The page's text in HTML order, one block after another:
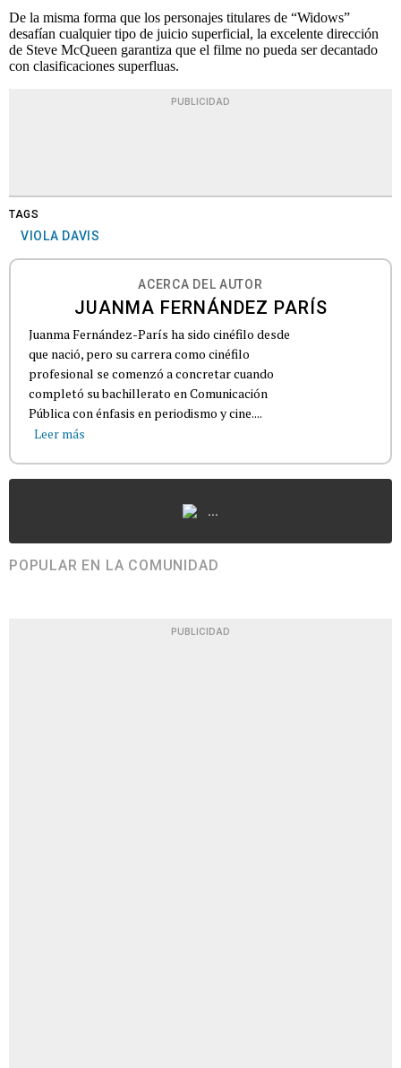
De la misma forma que los personajes titulares de “Widows”
desafían cualquier tipo de juicio superficial, la excelente dirección
de Steve McQueen garantiza que el filme no pueda ser decantado
con clasificaciones superfluas.
PUBLICIDAD
TAGS
VIOLA DAVIS
ACERCA DEL AUTOR
JUANMA FERNÁNDEZ PARÍS
Juanma Fernández-París ha sido cinéfilo desde
que nació, pero su carrera como cinéfilo
profesional se comenzó a concretar cuando
completó su bachillerato en Comunicación
Pública con énfasis en periodismo y cine....
Leer más
...
POPULAR EN LA COMUNIDAD
PUBLICIDAD